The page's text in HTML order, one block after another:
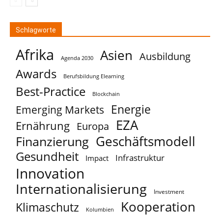
Schlagworte
Afrika Agenda 2030 Asien Ausbildung
Awards Berufsbildung Elearning
Best-Practice Blockchain
Emerging Markets Energie
Ernährung Europa EZA
Finanzierung Geschäftsmodell
Gesundheit Impact Infrastruktur
Innovation
Internationalisierung Investment
Klimaschutz Kolumbien Kooperation